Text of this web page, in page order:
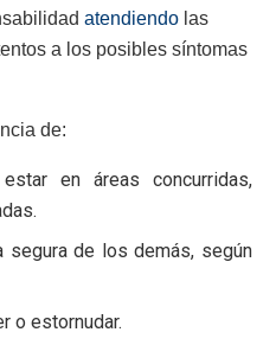
atendiendo las
a los posibles síntomas
de:
en áreas concurridas,
segura de los demás, según
o estornudar.